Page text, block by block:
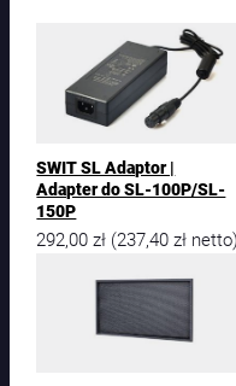
SWIT SL Adaptor |
Adapter do SL-100P/SL-
150P
292,00zł (237,40zł netto)